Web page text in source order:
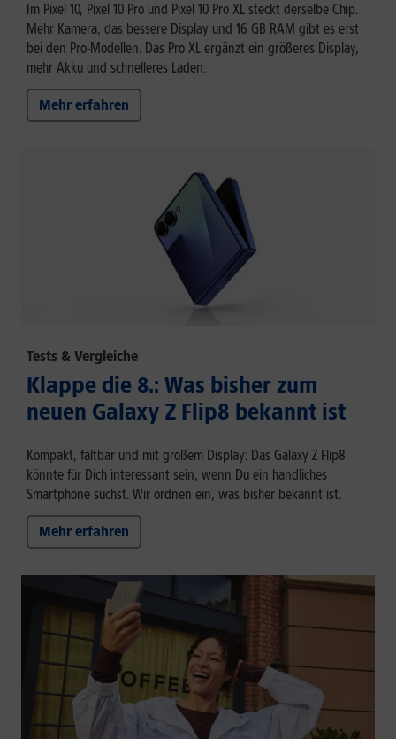
Im Pixel 10, Pixel 10 Pro und Pixel 10 Pro XL steckt derselbe Chip.
Mehr Kamera, das bessere Display und 16 GB RAM gibt es erst
bei den Pro-Modellen. Das Pro XL ergänzt ein größeres Display,
mehr Akku und schnelleres Laden.
Mehr erfahren
Tests & Vergleiche
Klappe die 8.: Was bisher zum
neuen Galaxy Z Flip8 bekannt ist
Kompakt, faltbar und mit großem Display: Das Galaxy Z Flip8
könnte für Dich interessant sein, wenn Du ein handliches
Smartphone suchst. Wir ordnen ein, was bisher bekannt ist.
Mehr erfahren